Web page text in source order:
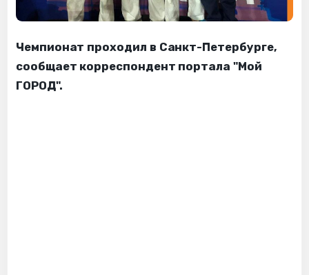
Чемпионат проходил в Санкт-Петербурге,
сообщает корреспондент портала "Мой
ГОРОД".